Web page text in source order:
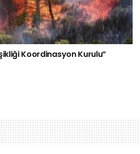
Koordinasyon Kurulu”